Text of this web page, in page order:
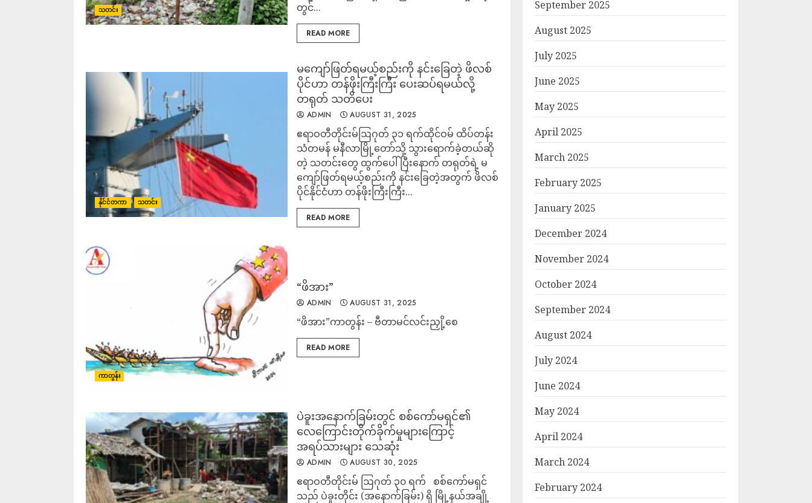
သတင်း
တွင်...
READ MORE
နိုင်ငံတကာ သတင်း
မကျော်ဖြတ်ရမယ့်စည်းကို နင်းခြေတဲ့ ဖိလစ်
ပိုင်ဟာ တန်ဖိုးကြီးကြီး ပေးဆပ်ရမယ်လို့
တရုတ် သတိပေး
ADMIN AUGUST 31, 2025
ဧရာဝတီတိုင်းမ်ဩဂုတ် ၃၁ ရက်ထိုင်ဝမ် ထိပ်တန်း
သံတမန် မနီလာမြို့တော်သို့ သွားရောက်ခဲ့တယ်ဆို
တဲ့ သတင်းတွေ ထွက်ပေါ် ပြီးနောက် တရုတ်ရဲ့ မ
ကျော်ဖြတ်ရမယ့်စည်းကို နင်းခြေတဲ့အတွက် ဖိလစ်
ပိုင်နိုင်ငံဟာ တန်ဖိုးကြီးကြီး...
READ MORE
ကာတွန်း
“ဖိအား”
ADMIN AUGUST 31, 2025
“ဖိအား”ကာတွန်း – ဗီတာမင်လင်းညှို့စေ
READ MORE
ပဲခူးအနောက်ခြမ်းတွင် စစ်ကော်မရှင်၏
လေကြောင်းတိုက်ခိုက်မှုများကြောင့်
အရပ်သားများ သေဆုံး
ADMIN AUGUST 30, 2025
ဧရာဝတီတိုင်းမ် ဩဂုတ် ၃၀ ရက် စစ်ကော်မရှင်
သည် ပဲခူးတိုင်း (အနောက်ခြမ်း) ရှိ မြို့နယ်အချို့
September 2025
August 2025
July 2025
June 2025
May 2025
April 2025
March 2025
February 2025
January 2025
December 2024
November 2024
October 2024
September 2024
August 2024
July 2024
June 2024
May 2024
April 2024
March 2024
February 2024